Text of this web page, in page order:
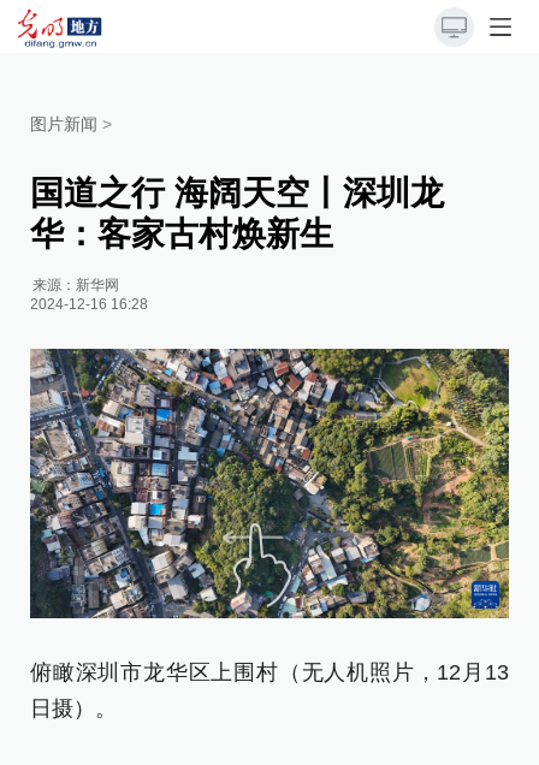
图片新闻 >
国道之行 海阔天空丨深圳龙
华：客家古村焕新生
来源： 新华网
2024-12-16 16:28
俯瞰深圳市龙华区上围村（无人机照片，12月13
日摄）。